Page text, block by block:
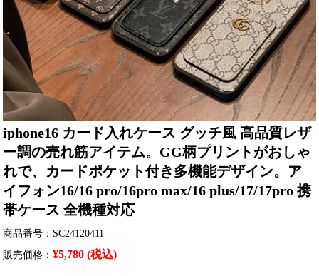
iphone16 カード入れケース グッチ風 高品質レザ
ー調の売れ筋アイテム。GG柄プリントがおしゃ
れで、カードポケット付き多機能デザイン。ア
イフォン16/16 pro/16pro max/16 plus/17/17pro 携
帯ケース 全機種対応
商品番号：SC24120411
販売価格：¥5,780 (税込)